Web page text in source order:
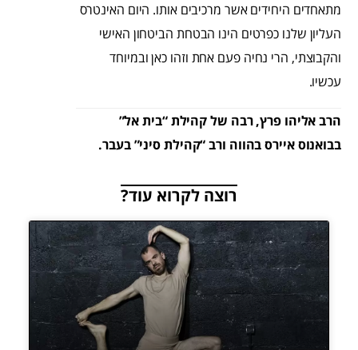
מתאחדים היחידים אשר מרכיבים אותו. היום האינטרס
העליון שלנו כפרטים הינו הבטחת הביטחון האישי
והקבוצתי, הרי נחיה פעם אחת וזהו כאן ובמיוחד
עכשיו.
הרב אליהו פרץ, רבה של קהילת “בית אל”
בבואנוס איירס בהווה ורב “קהילת סיני” בעבר.
רוצה לקרוא עוד?